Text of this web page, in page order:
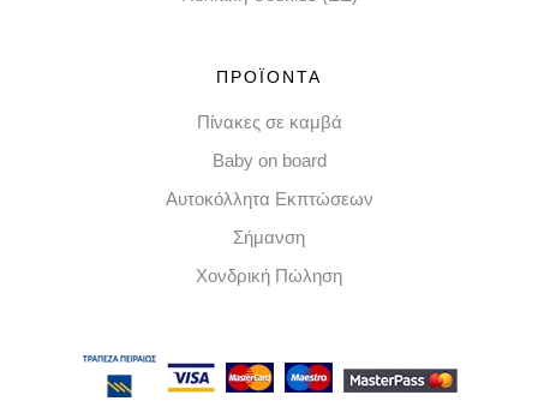
ΠΡΟΪΟΝΤΑ
Πίνακες σε καμβά
Baby on board
Αυτοκόλλητα Εκπτώσεων
Σήμανση
Χονδρική Πώληση